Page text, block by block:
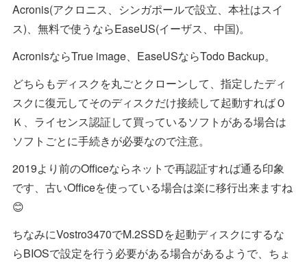
Acronis(アクロニス、シンガポールで設立、本社はスイ
ス)、無料で使うならEaseUS(イーザス、中国)。
AcronisならTrue image、EaseUSならTodo Backup。
どちらもディスクを丸ごとクローンして、指定したディ
スクに復元してそのディスクだけ接続して起動すればＯ
Ｋ、ライセンス認証して買っているソフトがある場合は
ソフトごとに手続きが必要なので注意。
2019より前のOfficeならネットで再認証すれば通る印象
です、古いOfficeを使っている場合は楽に移行出来ますね
😊
ちなみにVostro3470でM.2SSDを起動ディスクにするな
らBIOSで設定を行う必要がある場合があるようで、ちょ